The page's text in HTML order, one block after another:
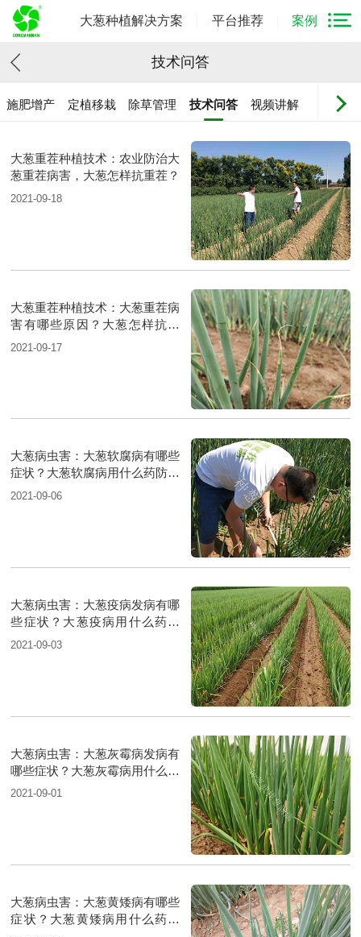
大葱种植解决方案 平台推荐 案例
技术问答
施肥增产 定植移栽 除草管理 技术问答 视频讲解
大葱重茬种植技术：农业防治大
葱重茬病害，大葱怎样抗重茬？
2021-09-18
大葱重茬种植技术：大葱重茬病
害有哪些原因？大葱怎样抗重
茬？
2021-09-17
大葱病虫害：大葱软腐病有哪些
症状？大葱软腐病用什么药防治
好？
2021-09-06
大葱病虫害：大葱疫病发病有哪
些症状？大葱疫病用什么药防
治？
2021-09-03
大葱病虫害：大葱灰霉病发病有
哪些症状？大葱灰霉病用什么药
防治？
2021-09-01
大葱病虫害：大葱黄矮病有哪些
症状？大葱黄矮病用什么药防